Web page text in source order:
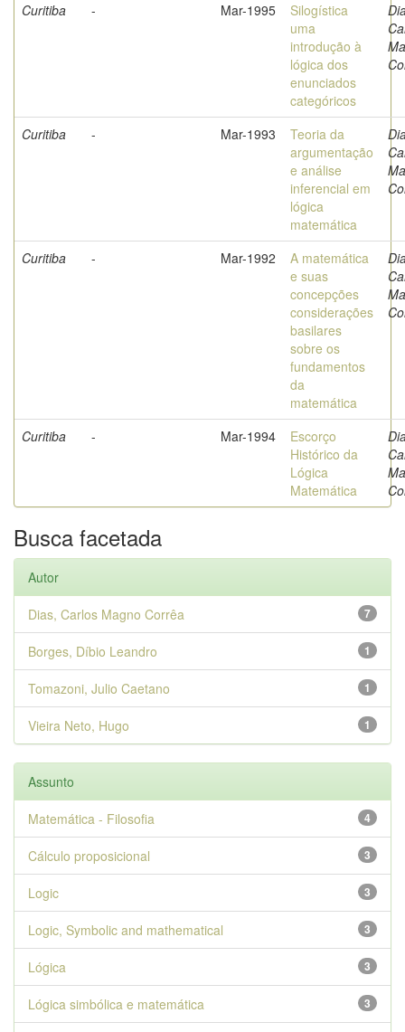
Curitiba - Mar-1995
Silogística
uma
introdução à
lógica dos
enunciados
categóricos
Curitiba - Mar-1993
Teoria da
argumentação
e análise
inferencial em
lógica
matemática
Curitiba - Mar-1992
A matemática
e suas
concepções
considerações
basilares
sobre os
fundamentos
da
matemática
Curitiba - Mar-1994
Escorço
Histórico da
Lógica
Matemática
Busca facetada
Autor
7
Dias, Carlos Magno Corrêa
1
Borges, Díbio Leandro
1
Tomazoni, Julio Caetano
1
Vieira Neto, Hugo
Assunto
4
Matemática - Filosofia
3
Cálculo proposicional
3
Logic
3
Logic, Symbolic and mathematical
3
Lógica
3
Lógica simbólica e matemática